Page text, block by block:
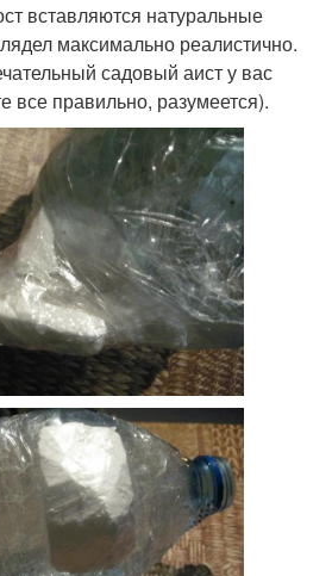
вставляются натуральные
максимально реалистично.
садовый аист у вас
все правильно, разумеется).